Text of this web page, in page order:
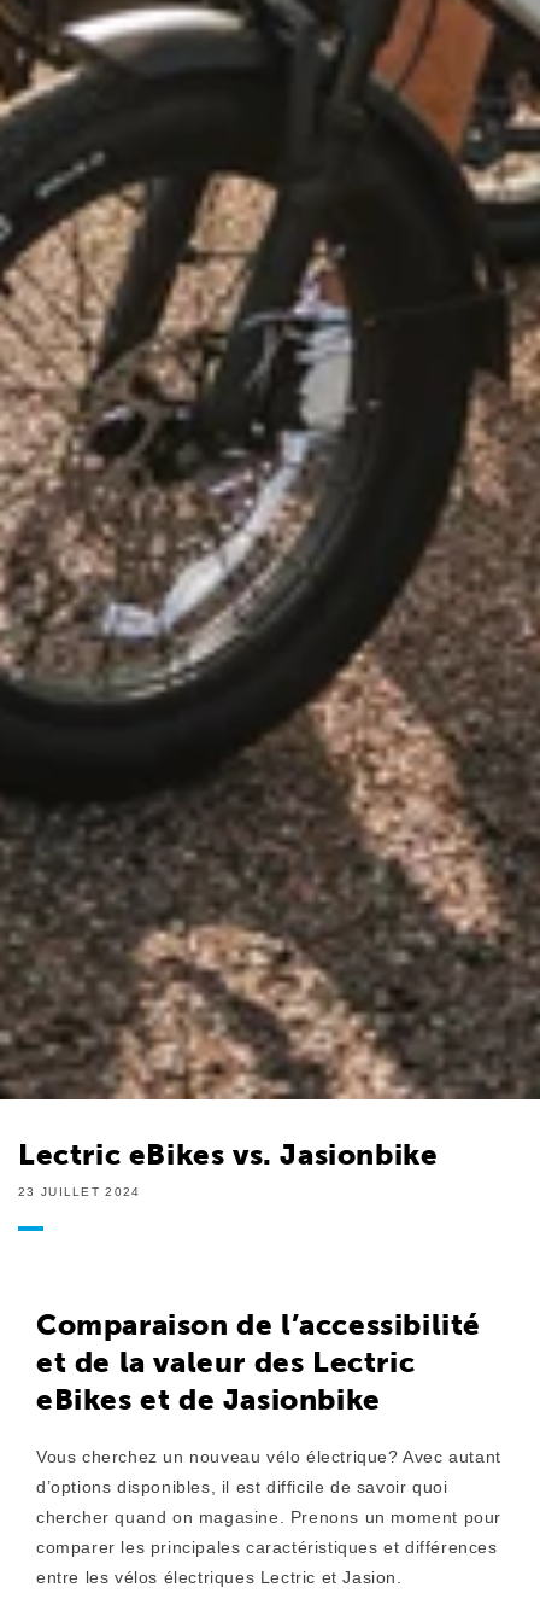
Lectric eBikes vs. Jasionbike
23 JUILLET 2024
Comparaison de l’accessibilité
et de la valeur des Lectric
eBikes et de Jasionbike
Vous cherchez un nouveau vélo électrique? Avec autant
d’options disponibles, il est difficile de savoir quoi
chercher quand on magasine. Prenons un moment pour
comparer les principales caractéristiques et différences
entre les vélos électriques Lectric et Jasion.